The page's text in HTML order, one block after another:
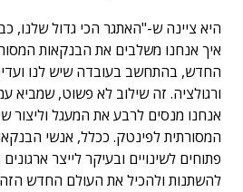
היא ציינה ש-"האתגר הכי גדול שלנו,
איך אנחנו משלבים את הבנקאות
החדש, בהתחשב בעובדה שיש לנו
ורגולציה. זה שילוב לא פשוט, שמביא
אנחנו מנסים לרבע את המעגל וליצור
המסורתית לפינטק. ככלל, אנשי
פתוחים לשינויים ובעיקר לייצר
להשתנות ולהכיל את העולם החדש